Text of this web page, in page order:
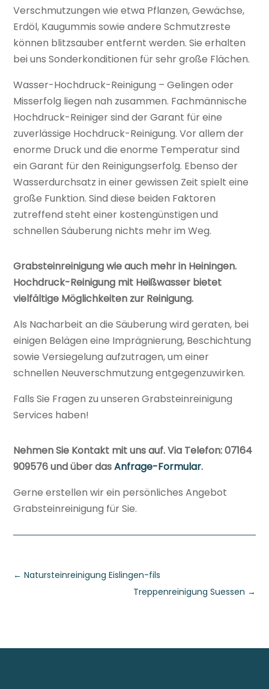
Verschmutzungen wie etwa Pflanzen, Gewächse,
Erdöl, Kaugummis sowie andere Schmutzreste
können blitzsauber entfernt werden. Sie erhalten
bei uns Sonderkonditionen für sehr große Flächen.
Wasser-Hochdruck-Reinigung – Gelingen oder
Misserfolg liegen nah zusammen. Fachmännische
Hochdruck-Reiniger sind der Garant für eine
zuverlässige Hochdruck-Reinigung. Vor allem der
enorme Druck und die enorme Temperatur sind
ein Garant für den Reinigungserfolg. Ebenso der
Wasserdurchsatz in einer gewissen Zeit spielt eine
große Funktion. Sind diese beiden Faktoren
zutreffend steht einer kostengünstigen und
schnellen Säuberung nichts mehr im Weg.
Grabsteinreinigung wie auch mehr in Heiningen.
Hochdruck-Reinigung mit Heißwasser bietet
vielfältige Möglichkeiten zur Reinigung.
Als Nacharbeit an die Säuberung wird geraten, bei
einigen Belägen eine Imprägnierung, Beschichtung
sowie Versiegelung aufzutragen, um einer
schnellen Neuverschmutzung entgegenzuwirken.
Falls Sie Fragen zu unseren Grabsteinreinigung
Services haben!
Nehmen Sie Kontakt mit uns auf. Via Telefon: 07164
909576 und über dasAnfrage-Formular.
Gerne erstellen wir ein persönliches Angebot
Grabsteinreinigung für Sie.
←Natursteinreinigung Eislingen-fils
Treppenreinigung Suessen →